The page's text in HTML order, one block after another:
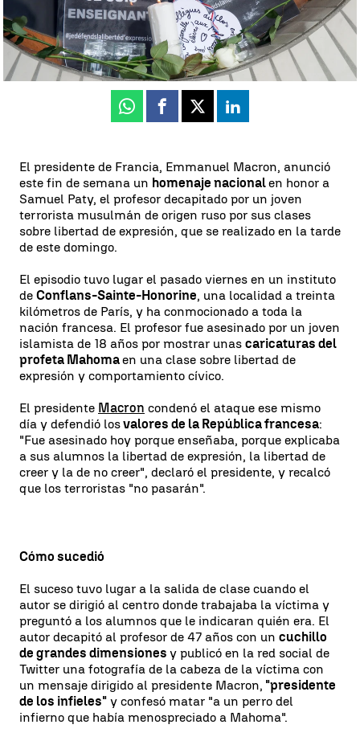
Antena 3 Noticias Francia
Actualizado:18 de octubre de 2020, 23:19
Publicado:18 de octubre de 2020, 11:23
Whatsapp
Facebook
X Linkedin
El presidente de Francia, Emmanuel Macron, anunció
este fin de semana un homenaje nacionalen honor a
Samuel Paty, el profesor decapitado por un joven
terrorista musulmán de origen ruso por sus clases
sobre libertad de expresión, que se realizado en la tarde
de este domingo.
El episodio tuvo lugar el pasado viernes en un instituto
de Conflans-Sainte-Honorine, una localidad a treinta
kilómetros de París, y ha conmocionado a toda la
nación francesa. El profesor fue asesinado por un joven
islamista de 18 años por mostrar unas caricaturas del
profeta Mahomaen una clase sobre libertad de
expresión y comportamiento cívico.
El presidente Macron condenó el ataque ese mismo
día y defendió losvalores de la República francesa:
"Fue asesinado hoy porque enseñaba, porque explicaba
a sus alumnos la libertad de expresión, la libertad de
creer y la de no creer", declaró el presidente, y recalcó
que los terroristas "no pasarán".
Cómo sucedió
El suceso tuvo lugar a la salida de clase cuando el
autor se dirigió al centro donde trabajaba la víctima y
preguntó a los alumnos que le indicaran quién era. El
autor decapitó al profesor de 47 años con un cuchillo
de grandes dimensiones y publicó en la red social de
Twitter una fotografía de la cabeza de la víctima con
un mensaje dirigido al presidente Macron, "presidente
de los infieles" y confesó matar "a un perro del
infierno que había menospreciado a Mahoma".